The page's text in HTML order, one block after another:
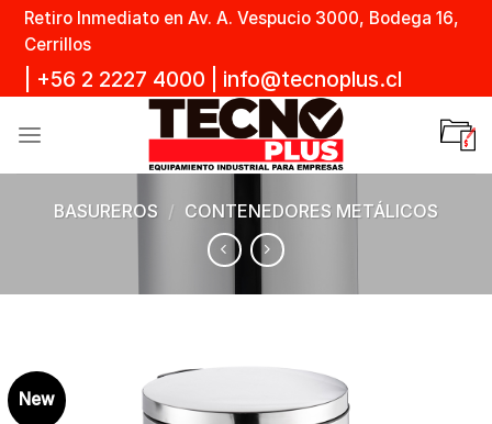
Skip
content
Retiro Inmediato en Av. A. Vespucio 3000, Bodega 16,
Cerrillos
+56 2 2227 4000 info@tecnoplus.cl
BASUREROS / CONTENEDORES METÁLICOS
New